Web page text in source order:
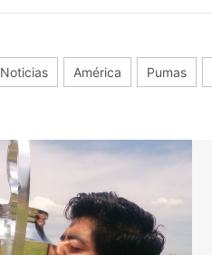
Noticias América Pumas